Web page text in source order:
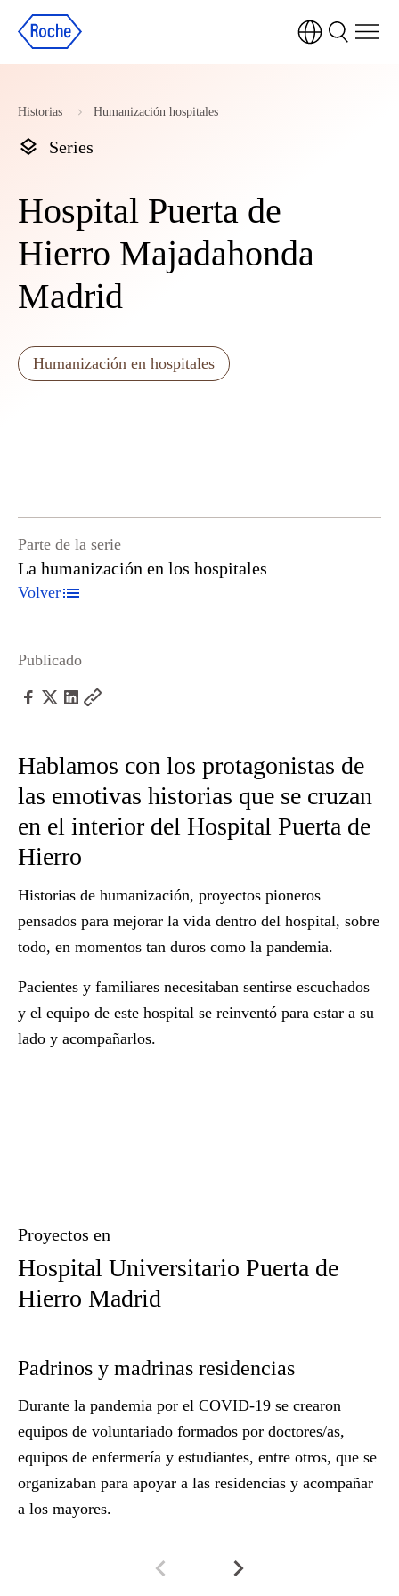
Historias Humanización hospitales
Series
Hospital Puerta de
Hierro Majadahonda
Madrid
Humanización en hospitales
Parte de la serie
La humanización en los hospitales
Volver
Publicado
Hablamos con los protagonistas de
las emotivas historias que se cruzan
en el interior del Hospital Puerta de
Hierro
Historias de humanización, proyectos pioneros
pensados para mejorar la vida dentro del hospital, sobre
todo, en momentos tan duros como la pandemia.
Pacientes y familiares necesitaban sentirse escuchados
y el equipo de este hospital se reinventó para estar a su
lado y acompañarlos.
Proyectos en
Hospital Universitario Puerta de
Hierro Madrid
Padrinos y madrinas residencias
Durante la pandemia por el COVID-19 se crearon
equipos de voluntariado formados por doctores/as,
equipos de enfermería y estudiantes, entre otros, que se
organizaban para apoyar a las residencias y acompañar
a los mayores.